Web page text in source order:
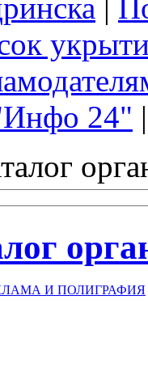
|
24" |
И ПОЛИГРАФИЯ